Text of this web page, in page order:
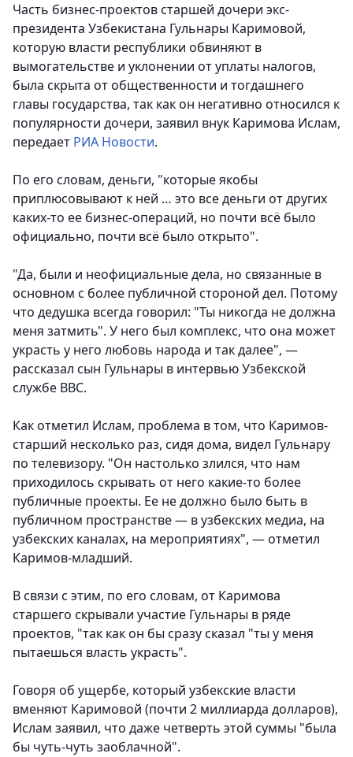
Часть бизнес-проектов старшей дочери экс-
президента Узбекистана Гульнары Каримовой,
которую власти республики обвиняют в
вымогательстве и уклонении от уплаты налогов,
была скрыта от общественности и тогдашнего
главы государства, так как он негативно относился к
популярности дочери, заявил внук Каримова Ислам,
передает РИА Новости.
По его словам, деньги, "которые якобы
приплюсовывают к ней … это все деньги от других
каких-то ее бизнес-операций, но почти всё было
официально, почти всё было открыто".
"Да, были и неофициальные дела, но связанные в
основном с более публичной стороной дел. Потому
что дедушка всегда говорил: "Ты никогда не должна
меня затмить". У него был комплекс, что она может
украсть у него любовь народа и так далее", —
рассказал сын Гульнары в интервью Узбекской
службе ВВС.
Как отметил Ислам, проблема в том, что Каримов-
старший несколько раз, сидя дома, видел Гульнару
по телевизору. "Он настолько злился, что нам
приходилось скрывать от него какие-то более
публичные проекты. Ее не должно было быть в
публичном пространстве — в узбекских медиа, на
узбекских каналах, на мероприятиях", — отметил
Каримов-младший.
В связи с этим, по его словам, от Каримова
старшего скрывали участие Гульнары в ряде
проектов, "так как он бы сразу сказал "ты у меня
пытаешься власть украсть".
Говоря об ущербе, который узбекские власти
вменяют Каримовой (почти 2 миллиарда долларов),
Ислам заявил, что даже четверть этой суммы "была
бы чуть-чуть заоблачной".